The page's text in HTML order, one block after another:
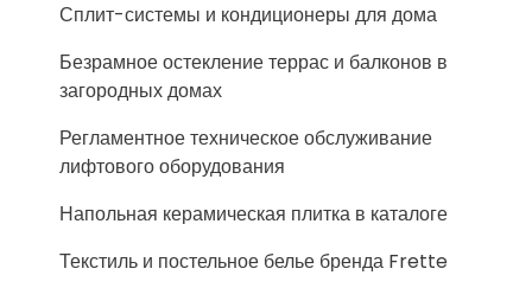
Сплит-системы и кондиционеры для дома
Безрамное остекление террас и балконов в
загородных домах
Регламентное техническое обслуживание
лифтового оборудования
Напольная керамическая плитка в каталоге
Текстиль и постельное белье бренда Frette